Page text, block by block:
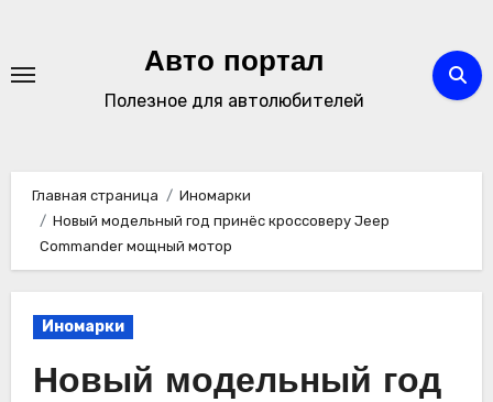
содержимому
Авто портал
Полезное для автолюбителей
Главная страница
Иномарки
Новый модельный год принёс кроссоверу Jeep
Commander мощный мотор
Иномарки
Новый модельный год